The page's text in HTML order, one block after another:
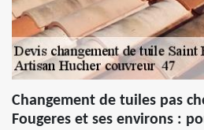
Changement de tuiles pas
Fougeres et ses environs :